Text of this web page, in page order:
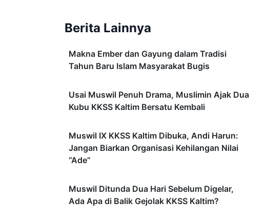
Berita Lainnya
Makna Ember dan Gayung dalam Tradisi
Tahun Baru Islam Masyarakat Bugis
Usai Muswil Penuh Drama, Muslimin Ajak Dua
Kubu KKSS Kaltim Bersatu Kembali
Muswil IX KKSS Kaltim Dibuka, Andi Harun:
Jangan Biarkan Organisasi Kehilangan Nilai
“Ade”
Muswil Ditunda Dua Hari Sebelum Digelar,
Ada Apa di Balik Gejolak KKSS Kaltim?